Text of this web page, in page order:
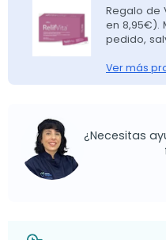
Regalo de
en 8,95€).
pedido,
Ver más
¿Necesitas